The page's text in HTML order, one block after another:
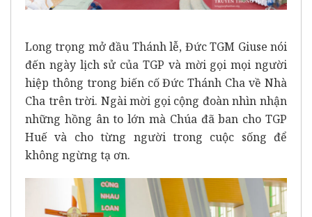
Long trọng mở đầu Thánh lễ, Đức TGM Giuse nói
đến ngày lịch sử của TGP và mời gọi mọi người
hiệp thông trong biến cố Đức Thánh Cha về Nhà
Cha trên trời. Ngài mời gọi cộng đoàn nhìn nhận
những hồng ân to lớn mà Chúa đã ban cho TGP
Huế và cho từng người trong cuộc sống để
không ngừng tạ ơn.